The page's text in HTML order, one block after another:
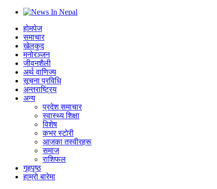
होमपेज
समाचार
खेलकुद
मनोरञ्जन
जीवनशैली
अर्थ वाणिज्य
सूचना प्रविधि
अन्तराष्ट्रिय
अन्य
प्रदेश समाचार
स्वास्थ्य शिक्षा
विशेष
कभर स्टोरी
आजका तस्वीरहरू
समाज
राशिफल
गृहपृष्ठ
हाम्राे बारेमा